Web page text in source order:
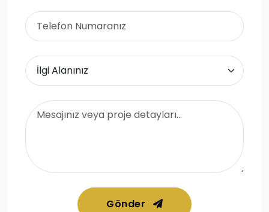
Gönder